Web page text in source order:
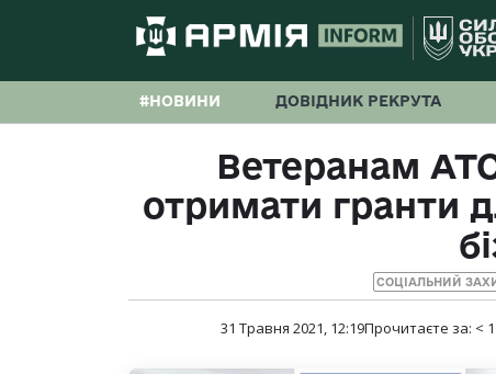
#НОВИНИ ДОВІДНИК РЕКРУТА
Ветеранам
отримати гранти
СОЦІАЛЬНИЙ
31 Травня 2021, 12:19Прочитаєте за: < 1